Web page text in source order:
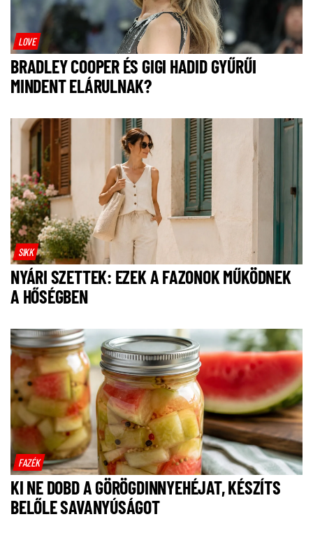
LOVE
BRADLEY COOPER ÉS GIGI HADID GYŰRŰI
MINDENT ELÁRULNAK?
SIKK
NYÁRI SZETTEK: EZEK A FAZONOK MŰKÖDNEK
A HŐSÉGBEN
FAZÉK
KI NE DOBD A GÖRÖGDINNYEHÉJAT, KÉSZÍTS
BELŐLE SAVANYÚSÁGOT